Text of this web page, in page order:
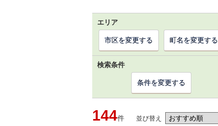
エリア
市区を変更する 町名を変更する
検索条件
条件を変更する
144件 並び替え